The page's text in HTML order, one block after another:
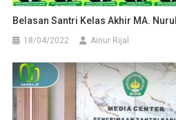
Belasan Santri Kelas Akhir MA.
18/04/2022 Ainur Rijal